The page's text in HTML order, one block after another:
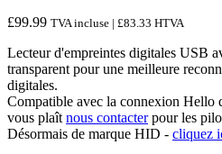
£99.99 TVA incluse | £83.33 HTVA
Lecteur d'empreintes digitales USB
transparent pour une meilleure
digitales.
Compatible avec la connexion
vous plaît nous contacterpour les
Désormais de marque HID - cliquez